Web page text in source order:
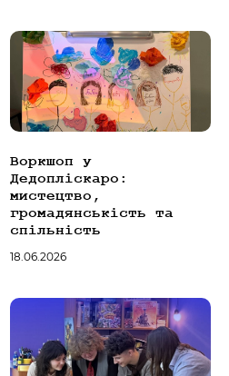
Воркшоп у
Дедопліскаро:
мистецтво,
громадянськість та
спільність
18.06.2026